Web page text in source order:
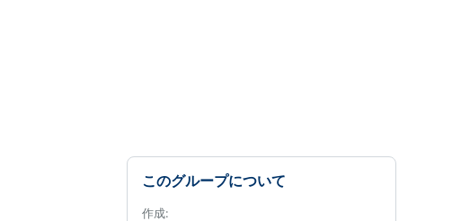
このグループについて
作成: